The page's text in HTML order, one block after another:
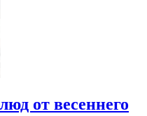
от весеннего